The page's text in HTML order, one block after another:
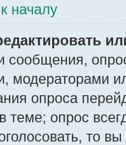
началу
сообщения,
модераторами
опроса
теме; опрос
то